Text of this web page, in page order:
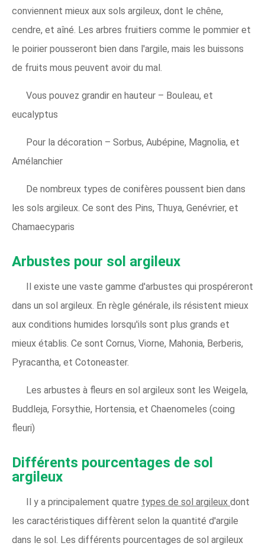
conviennent mieux aux sols argileux, dont le chêne,
cendre, et aîné. Les arbres fruitiers comme le pommier et
le poirier pousseront bien dans l'argile, mais les buissons
de fruits mous peuvent avoir du mal.
Vous pouvez grandir en hauteur – Bouleau, et
eucalyptus
Pour la décoration – Sorbus, Aubépine, Magnolia, et
Amélanchier
De nombreux types de conifères poussent bien dans
les sols argileux. Ce sont des Pins, Thuya, Genévrier, et
Chamaecyparis
Arbustes pour sol argileux
Il existe une vaste gamme d'arbustes qui prospéreront
dans un sol argileux. En règle générale, ils résistent mieux
aux conditions humides lorsqu'ils sont plus grands et
mieux établis. Ce sont Cornus, Viorne, Mahonia, Berberis,
Pyracantha, et Cotoneaster.
Les arbustes à fleurs en sol argileux sont les Weigela,
Buddleja, Forsythie, Hortensia, et Chaenomeles (coing
fleuri)
Différents pourcentages de sol
argileux
Il y a principalement quatre types de sol argileux dont
les caractéristiques diffèrent selon la quantité d'argile
dans le sol. Les différents pourcentages de sol argileux